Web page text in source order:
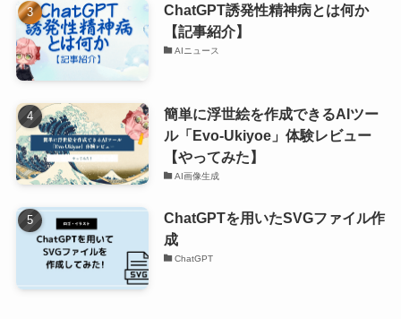
ChatGPT誘発性精神病とは何か
【記事紹介】
AIニュース
簡単に浮世絵を作成できるAIツー
ル「Evo-Ukiyoe」体験レビュー
【やってみた】
AI画像生成
ChatGPTを用いたSVGファイル作
成
ChatGPT